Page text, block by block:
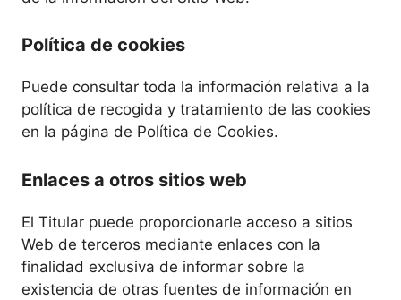
Política de cookies
Puede consultar toda la información relativa a la
política de recogida y tratamiento de las cookies
en la página de Política de Cookies.
Enlaces a otros sitios web
El Titular puede proporcionarle acceso a sitios
Web de terceros mediante enlaces con la
finalidad exclusiva de informar sobre la
existencia de otras fuentes de información en